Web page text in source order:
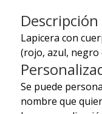
Descripción
Lapicera con
(rojo, azul, negro
Se puede
nombre que